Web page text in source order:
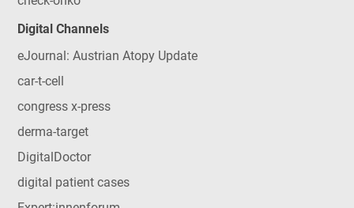
Digital Channels
eJournal: Austrian Atopy Update
car-t-cell
congress x-press
derma-target
DigitalDoctor
digital patient cases